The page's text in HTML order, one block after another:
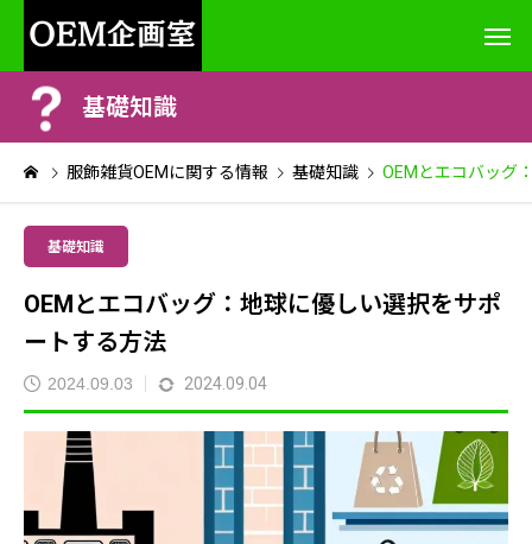
基礎知識
服飾雑貨OEMに関する情報 基礎知識 OEMとエコバッグ
基礎知識
OEMとエコバッグ：地球に優しい選択をサポ
ートする方法
2024.09.03 2024.09.04